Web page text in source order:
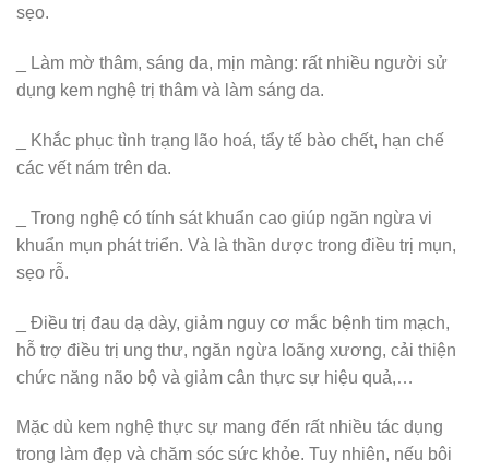
sẹo.
_ Làm mờ thâm, sáng da, mịn màng: rất nhiều người sử
dụng kem nghệ trị thâm và làm sáng da.
_ Khắc phục tình trạng lão hoá, tẩy tế bào chết, hạn chế
các vết nám trên da.
_ Trong nghệ có tính sát khuẩn cao giúp ngăn ngừa vi
khuẩn mụn phát triển. Và là thần dược trong điều trị mụn,
sẹo rỗ.
_ Điều trị đau dạ dày, giảm nguy cơ mắc bệnh tim mạch,
hỗ trợ điều trị ung thư, ngăn ngừa loãng xương, cải thiện
chức năng não bộ và giảm cân thực sự hiệu quả,…
Mặc dù kem nghệ thực sự mang đến rất nhiều tác dụng
trong làm đẹp và chăm sóc sức khỏe. Tuy nhiên, nếu bôi